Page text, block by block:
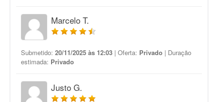
Marcelo T.
Submetido: 20/11/2025 às 12:03 | Oferta: Privado | Duração
estimada: Privado
Justo G.